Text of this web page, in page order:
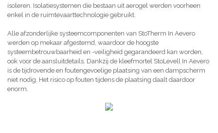
isoleren. Isolatiesystemen die bestaan uit aerogel werden voorheen
enkel in de ruimtevaarttechnologie gebruikt.
Alle afzonderlijke systeemcomponenten van StoTherm In Aevero
werden op mekaar afgestemd, waardoor de hoogste
systeembetrouwbaarheid en -veiligheid gegarandeerd kan worden,
ook voor de aansluitdetails. Dankzij de kleefmortel StoLevell In Aevero
is de tijdrovende en foutengevoelige plaatsing van een dampscherm
niet nodig. Het risico op fouten tijdens de plaatsing daalt daardoor
enorm.